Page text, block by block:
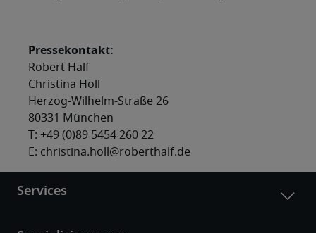
Pressekontakt:
Robert Half
Christina Holl
Herzog-Wilhelm-Straße 26
80331 München
T: +49 (0)89 5454 260 22
E: christina.holl@roberthalf.de